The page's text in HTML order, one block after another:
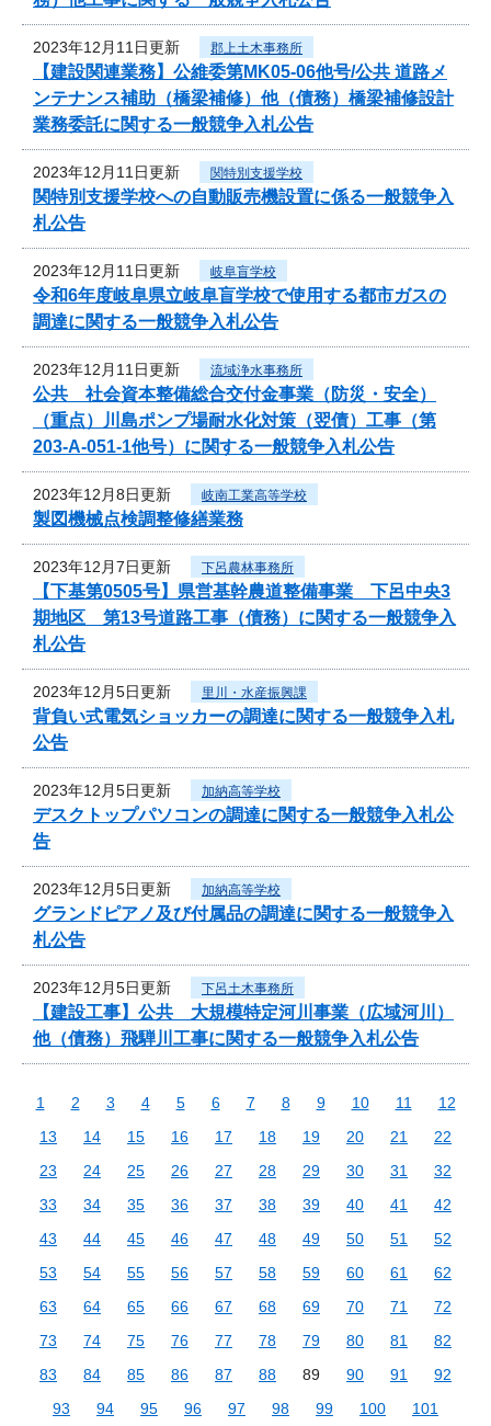
2023年12月11日更新 郡上土木事務所
【建設関連業務】公維委第MK05-06他号/公共 道路メ
ンテナンス補助（橋梁補修）他（債務）橋梁補修設計
業務委託に関する一般競争入札公告
2023年12月11日更新 関特別支援学校
関特別支援学校への自動販売機設置に係る一般競争入
札公告
2023年12月11日更新 岐阜盲学校
令和6年度岐阜県立岐阜盲学校で使用する都市ガスの
調達に関する一般競争入札公告
2023年12月11日更新 流域浄水事務所
公共 社会資本整備総合交付金事業（防災・安全）
（重点）川島ポンプ場耐水化対策（翌債）工事（第
203-A-051-1他号）に関する一般競争入札公告
2023年12月8日更新 岐南工業高等学校
製図機械点検調整修繕業務
2023年12月7日更新 下呂農林事務所
【下基第0505号】県営基幹農道整備事業 下呂中央3
期地区 第13号道路工事（債務）に関する一般競争入
札公告
2023年12月5日更新 里川・水産振興課
背負い式電気ショッカーの調達に関する一般競争入札
公告
2023年12月5日更新 加納高等学校
デスクトップパソコンの調達に関する一般競争入札公
告
2023年12月5日更新 加納高等学校
グランドピアノ及び付属品の調達に関する一般競争入
札公告
2023年12月5日更新 下呂土木事務所
【建設工事】公共 大規模特定河川事業（広域河川）
他（債務）飛騨川工事に関する一般競争入札公告
1 2 3 4 5 6 7 8 9 10 11
12
13
14 15 16 17 18 19 20 21
22
23
24 25 26 27 28 29 30 31
32
33
34 35 36 37 38 39 40 41
42
43
44 45 46 47 48 49 50 51
52
53
54 55 56 57 58 59 60 61
62
63
64 65 66 67 68 69 70 71
72
73
74 75 76 77 78 79 80 81
82
83
84 85 86 87 88 89 90 91
92
93
94 95 96 97 98 99 100
101